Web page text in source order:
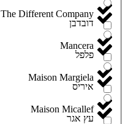
The Different Company
Mancera
Maison Margiela
Maison Micallef
דובדבן
פלפל
איריס
עץ אגר